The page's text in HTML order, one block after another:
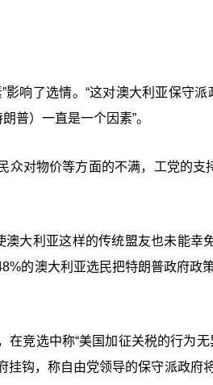
影响了选情。“这对澳大利亚保守
普）一直是一个因素”。
众对物价等方面的不满，工党的
澳大利亚这样的传统盟友也未能幸
的澳大利亚选民把特朗普政府政
在竞选中称“美国加征关税的行为
钩，称自由党领导的保守派政府